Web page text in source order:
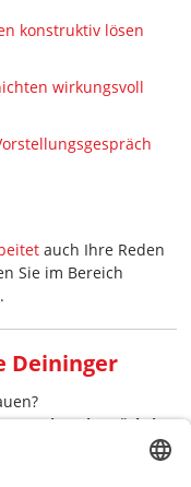
konstruktiv lösen
wirkungsvoll
auch Ihre Reden
Sie im Bereich
Deininger
sein, wie mächtig
sprechen,